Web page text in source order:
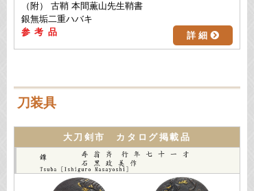
（附） 古鞘 本間薫山先生鞘書
銀無垢二重ハバキ
詳 細
刀装具
大刀剣市 カタログ掲載品